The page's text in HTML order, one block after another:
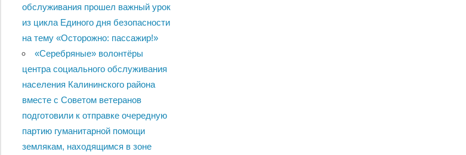
обслуживания прошел важный урок
из цикла Единого дня безопасности
на тему «Осторожно: пассажир!»
«Серебряные» волонтёры
центра социального обслуживания
населения Калининского района
вместе с Советом ветеранов
подготовили к отправке очередную
партию гуманитарной помощи
землякам, находящимся в зоне